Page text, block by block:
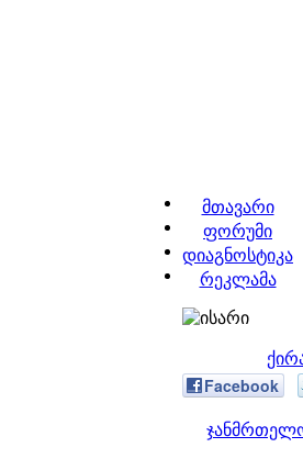
მთავარი
ფორუმი
დიაგნოსტიკა
რეკლამა
Facebook